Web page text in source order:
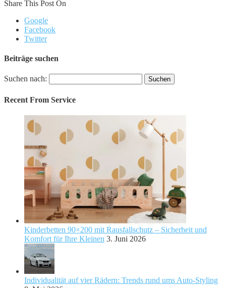
Share This Post On
Google
Facebook
Twitter
Beiträge suchen
Suchen nach:
Recent From Service
Kinderbetten 90×200 mit Rausfallschutz – Sicherheit und
Komfort für Ihre Kleinen 3. Juni 2026
Individualität auf vier Rädern: Trends rund ums Auto-Styling